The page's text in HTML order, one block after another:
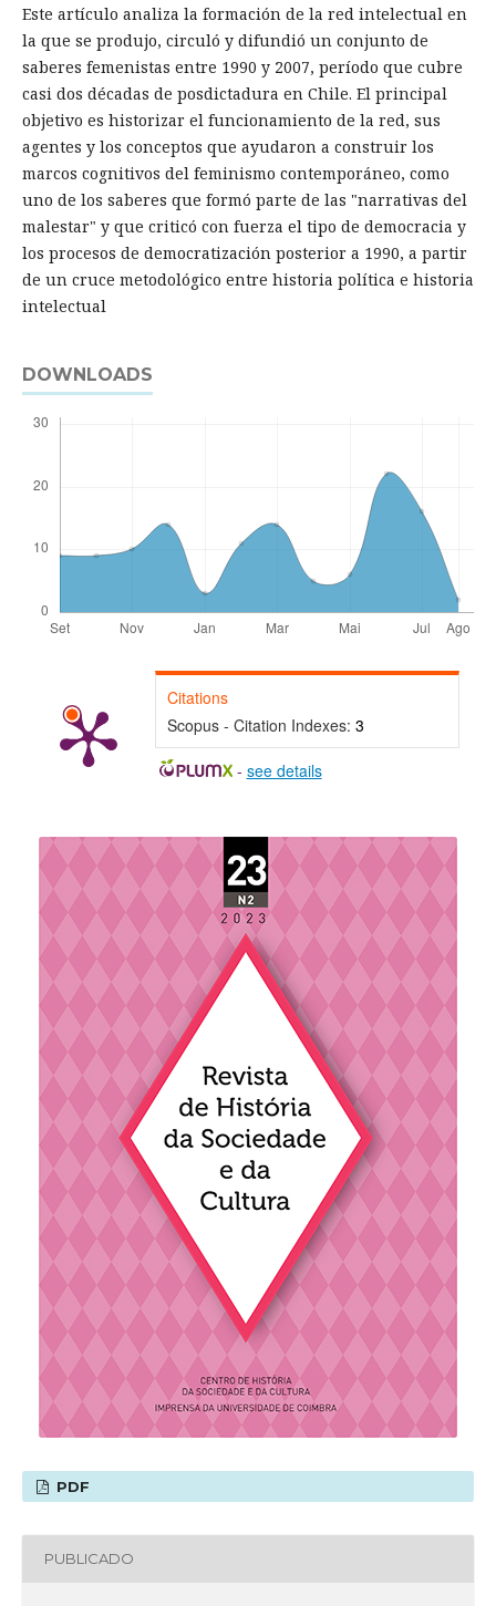
Este artículo analiza la formación de la red intelectual en
la que se produjo, circuló y difundió un conjunto de
saberes femenistas entre 1990 y 2007, período que cubre
casi dos décadas de posdictadura en Chile. El principal
objetivo es historizar el funcionamiento de la red, sus
agentes y los conceptos que ayudaron a construir los
marcos cognitivos del feminismo contemporáneo, como
uno de los saberes que formó parte de las "narrativas del
malestar" y que criticó con fuerza el tipo de democracia y
los procesos de democratización posterior a 1990, a partir
de un cruce metodológico entre historia política e historia
intelectual
DOWNLOADS
Citations
Scopus - Citation Indexes: 3
- see details
PDF
PUBLICADO